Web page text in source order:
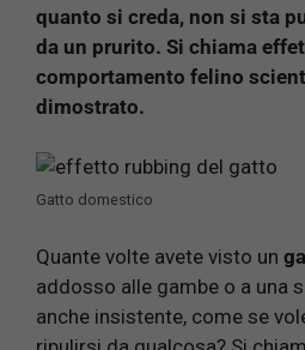
quanto si creda, non si sta
da un prurito. Si chiama
comportamento felino
dimostrato.
Gatto domestico
Quante volte avete visto un
addosso alle gambe o a una
anche insistente, come se